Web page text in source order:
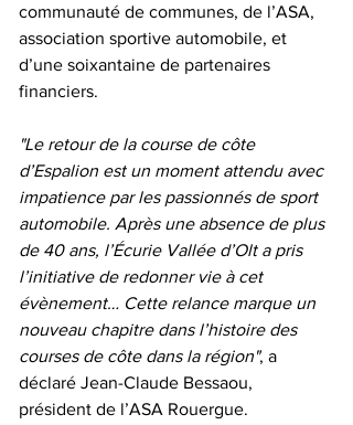
communauté de communes, de l’ASA,
association sportive automobile, et
d’une soixantaine de partenaires
financiers.
"Le retour de la course de côte
d’Espalion est un moment attendu avec
impatience par les passionnés de sport
automobile. Après une absence de plus
de 40 ans, l’Écurie Vallée d’Olt a pris
l’initiative de redonner vie à cet
évènement… Cette relance marque un
nouveau chapitre dans l’histoire des
courses de côte dans la région", a
déclaré Jean-Claude Bessaou,
président de l’ASA Rouergue.